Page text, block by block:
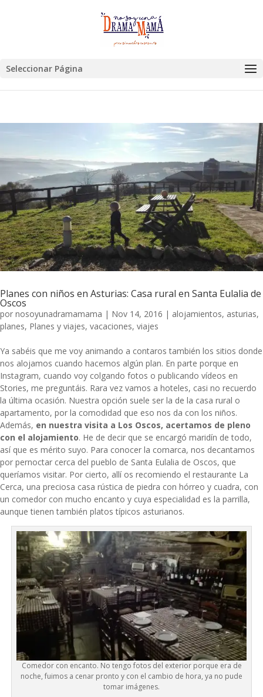
Seleccionar Página
Planes con niños en Asturias: Casa rural en Santa Eulalia de
Oscos
por nosoyunadramamama | Nov 14, 2016 | alojamientos, asturias,
planes, Planes y viajes, vacaciones, viajes
Ya sabéis que me voy animando a contaros también los sitios donde
nos alojamos cuando hacemos algún plan. En parte porque en
Instagram, cuando voy colgando fotos o publicando vídeos en
Stories, me preguntáis. Rara vez vamos a hoteles, casi no recuerdo
la última ocasión. Nuestra opción suele ser la de la casa rural o
apartamento, por la comodidad que eso nos da con los niños.
Además, en nuestra visita a Los Oscos, acertamos de pleno
con el alojamiento. He de decir que se encargó maridín de todo,
así que es mérito suyo. Para conocer la comarca, nos decantamos
por pernoctar cerca del pueblo de Santa Eulalia de Oscos, que
queríamos visitar. Por cierto, allí os recomiendo el restaurante La
Cerca, una preciosa casa rústica de piedra con hórreo y cuadra, con
un comedor con mucho encanto y cuya especialidad es la parrilla,
aunque tienen también platos típicos asturianos.
Comedor con encanto. No tengo fotos del exterior porque era de
noche, fuimos a cenar pronto y con el cambio de hora, ya no pude
tomar imágenes.